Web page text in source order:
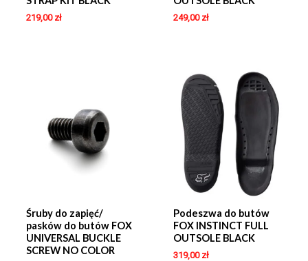
219,00 zł 249,00 zł
Śruby do zapięć/
pasków do butów FOX
UNIVERSAL BUCKLE
SCREW NO COLOR
Podeszwa do butów
FOX INSTINCT FULL
OUTSOLE BLACK
319,00 zł